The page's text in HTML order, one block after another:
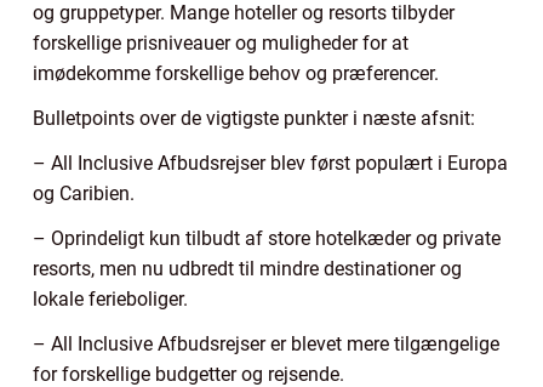
og gruppetyper. Mange hoteller og resorts tilbyder
forskellige prisniveauer og muligheder for at
imødekomme forskellige behov og præferencer.
Bulletpoints over de vigtigste punkter i næste afsnit:
– All Inclusive Afbudsrejser blev først populært i Europa
og Caribien.
– Oprindeligt kun tilbudt af store hotelkæder og private
resorts, men nu udbredt til mindre destinationer og
lokale ferieboliger.
– All Inclusive Afbudsrejser er blevet mere tilgængelige
for forskellige budgetter og rejsende.